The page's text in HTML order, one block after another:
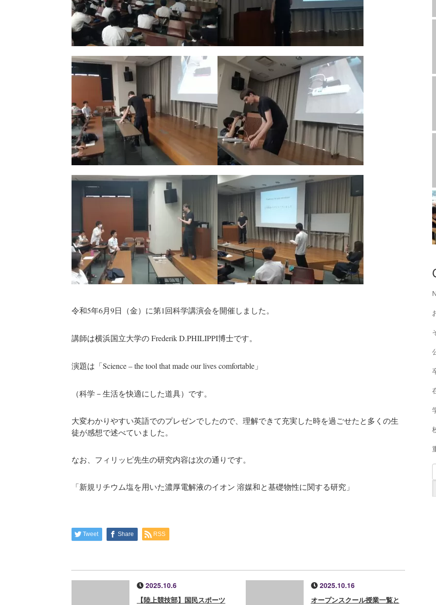
令和5年6月9日（金）に第1回科学講演会を開催しました。
講師は横浜国立大学の Frederik D.PHILIPPI博士です。
演題は「Science – the tool that made our lives comfortable」
（科学－生活を快適にした道具）です。
大変わかりやすい英語でのプレゼンでしたので、理解できて充実した時を過ごせたと多くの生
徒が感想で述べていました。
なお、フィリッピ先生の研究内容は次の通りです。
「新規リチウム塩を用いた濃厚電解液のイオン 溶媒和と基礎物性に関する研究」
Tweet Share RSS
2025.10.6
【陸上競技部】国民スポーツ
2025.10.16
オープンスクール授業一覧と